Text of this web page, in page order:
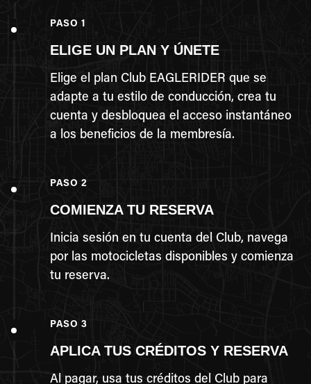
PASO 1
ELIGE UN PLAN Y ÚNETE
Elige el plan Club EAGLERIDER que se
adapte a tu estilo de conducción, crea tu
cuenta y desbloquea el acceso instantáneo
a los beneficios de la membresía.
PASO 2
COMIENZA TU RESERVA
Inicia sesión en tu cuenta del Club, navega
por las motocicletas disponibles y comienza
tu reserva.
PASO 3
APLICA TUS CRÉDITOS Y RESERVA
Al pagar, usa tus créditos del Club para